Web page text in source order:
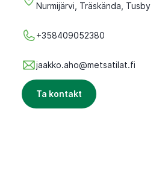
Nurmijärvi, Träskända, Tusby
+358409052380
jaakko.aho@metsatilat.fi
Ta kontakt